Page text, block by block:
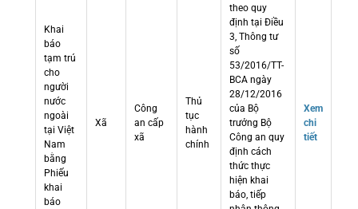
Khai
báo
tạm trú
cho
người
nước
ngoài
tại Việt
Nam
bằng
Phiếu
khai
báo
Xã
Công
an cấp
xã
Thủ
tục
hành
chính
theo quy
định tại Điều
3, Thông tư
số
53/2016/TT-
BCA ngày
28/12/2016
của Bộ
trưởng Bộ
Công an quy
định cách
thức thực
hiện khai
báo, tiếp
Xem
chi
tiết